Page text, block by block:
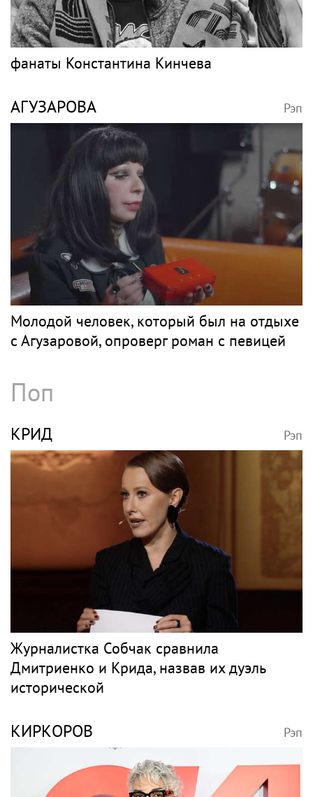
фанаты Константина Кинчева
АГУЗАРОВА Рэп
Молодой человек, который был на отдыхе
с Агузаровой, опроверг роман с певицей
Поп
КРИД Рэп
Журналистка Собчак сравнила
Дмитриенко и Крида, назвав их дуэль
исторической
КИРКОРОВ Рэп